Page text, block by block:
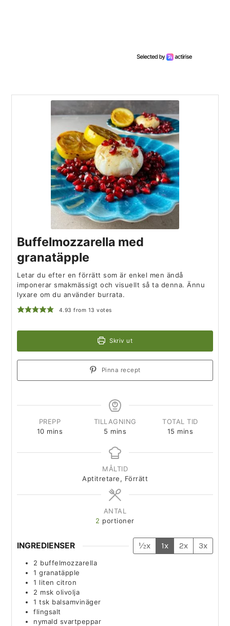
Buffelmozzarella med
granatäpple
Letar du efter en förrätt som är enkel men ändå
imponerar smakmässigt och visuellt så ta denna. Ännu
lyxare om du använder burrata.
4.93 from 13 votes
Skriv ut
Pinna recept
PREPP
10 mins
TILLAGNING
5 mins
TOTAL TID
15 mins
MÅLTID
Aptitretare, Förrätt
ANTAL
2 portioner
INGREDIENSER ½x 1x 2x 3x
2 buffelmozzarella
1 granatäpple
1 liten citron
2 msk olivolja
1 tsk balsamvinäger
flingsalt
nymald svartpeppar